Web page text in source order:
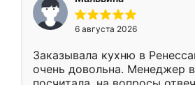
6 августа 2026
Заказывала кухню в
очень довольна. Менеджер